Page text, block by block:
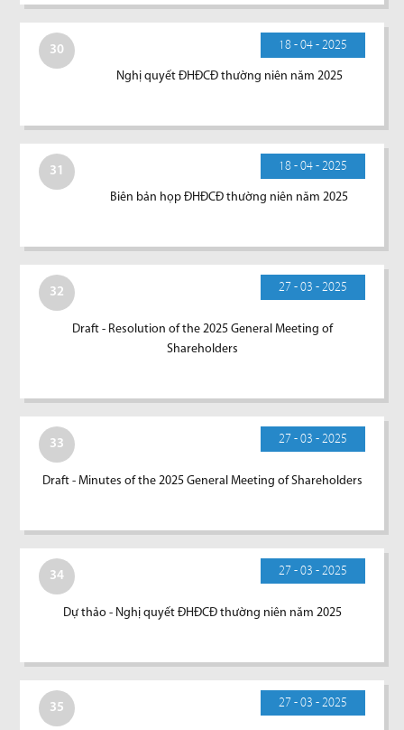
30 18 - 04 - 2025
Nghị quyết ĐHĐCĐ thường niên năm 2025
31 18 - 04 - 2025
Biên bản họp ĐHĐCĐ thường niên năm 2025
32 27 - 03 - 2025
Draft - Resolution of the 2025 General Meeting of
Shareholders
33 27 - 03 - 2025
Draft - Minutes of the 2025 General Meeting of Shareholders
34 27 - 03 - 2025
Dự thảo - Nghị quyết ĐHĐCĐ thường niên năm 2025
35 27 - 03 - 2025